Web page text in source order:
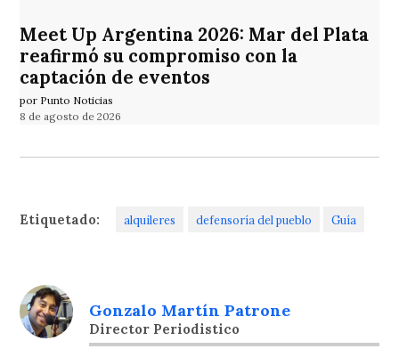
Meet Up Argentina 2026: Mar del Plata
reafirmó su compromiso con la
captación de eventos
por Punto Noticias
8 de agosto de 2026
Etiquetado: alquileres defensoría del pueblo Guía
Gonzalo Martín Patrone
Director Periodistico